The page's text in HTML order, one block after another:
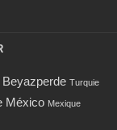
Beyazperde Turquie
México Mexique